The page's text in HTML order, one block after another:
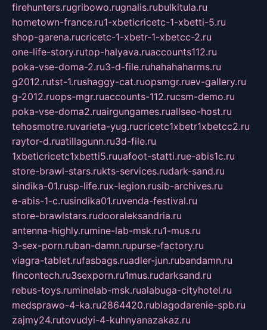
firehunters.rugribowo.rugnalis.rubulkitula.ru
hometown-france.ru1-xbeticricetc-1-xbetti-5.ru
shop-garena.rucricetc-1-xbetr-1-xbetcc-2.ru
one-life-story.rutop-halyava.ruaccounts112.ru
poka-vse-doma-2.ru3-d-file.ruhahahaharms.ru
g2012.rutst-1.rushaggy-cat.ruopsmgr.ruev-gallery.ru
g-2012.ruops-mgr.ruaccounts-112.rucsm-demo.ru
poka-vse-doma2.ruairgungames.ruallseo-host.ru
tehosmotre.ruvarieta-yug.rucricetc1xbetr1xbetcc2.ru
raytor-d.ruatillagunn.ru3d-file.ru
1xbeticricetc1xbetti5.ruuafoot-statti.rue-abis1c.ru
store-brawl-stars.rukts-services.rudark-sand.ru
sindika-01.rusp-life.rux-legion.rusib-archives.ru
e-abis-1-c.rusindika01.ruvenda-festival.ru
store-brawlstars.rudooraleksandria.ru
antenna-highly.rumine-lab-msk.ru1-mus.ru
3-sex-porn.ruban-damn.rupurse-factory.ru
viagra-tablet.rufasbags.ruadler-jun.rubandamn.ru
fincontech.ru3sexporn.ru1mus.rudarksand.ru
rebus-toys.ruminelab-msk.rualabuga-cityhotel.ru
medsprawo-4-ka.ru2864420.rublagodarenie-spb.ru
zajmy24.rutovudyi-4-kuhnyanazakaz.ru